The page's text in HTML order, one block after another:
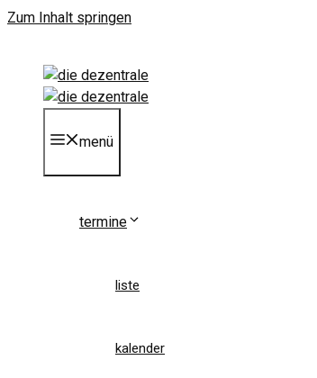
Zum Inhalt springen
menü
termine
liste
kalender